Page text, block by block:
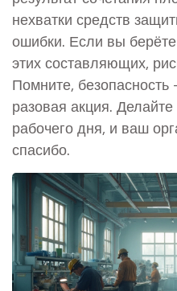
нехватки средств
ошибки. Если вы
этих составляющих,
Помните, безопасность
разовая акция.
рабочего дня, и ваш
спасибо.